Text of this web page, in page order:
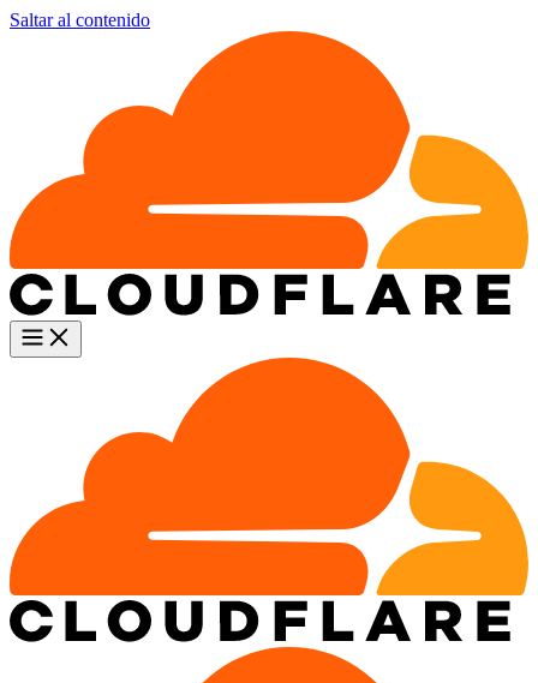
Saltar al contenido